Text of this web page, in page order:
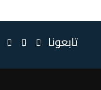
تابعونا